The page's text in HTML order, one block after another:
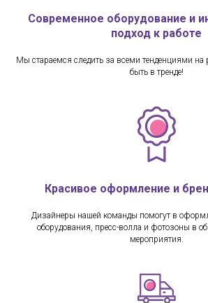
Современное оборудование и
подход к работе
Мы стараемся следить за всеми тенденциями на
быть в тренде!
Красивое оформление и
Дизайнеры нашей команды помогут в
оборудования, пресс-волла и фотозоны в
мероприятия.